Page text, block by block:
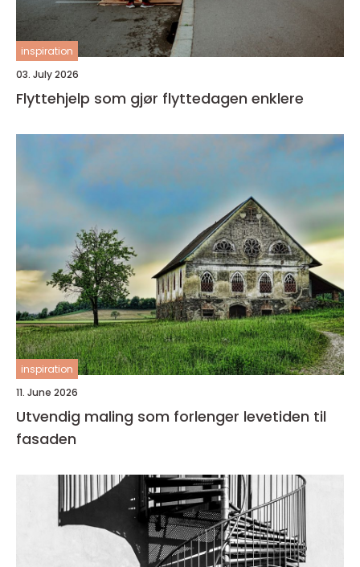
inspiration
03. July 2026
Flyttehjelp som gjør flyttedagen enklere
inspiration
11. June 2026
Utvendig maling som forlenger levetiden til
fasaden